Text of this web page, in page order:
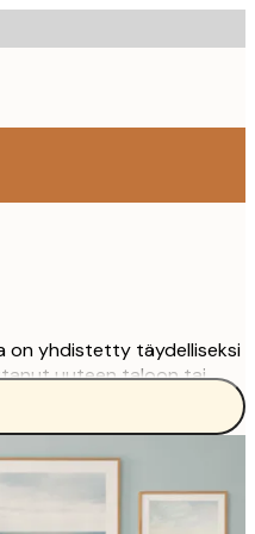
on yhdistetty täydelliseksi
uuteen taloon tai